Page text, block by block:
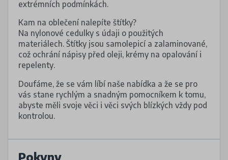
extrémních podmínkách.
Kam na oblečení nalepíte štítky?
Na nylonové cedulky s údaji o použitých
materiálech. Štítky jsou samolepicí a zalaminované,
což ochrání nápisy před oleji, krémy na opalování i
repelenty.
Doufáme, že se vám líbí naše nabídka a že se pro
vás stane rychlým a snadným pomocníkem k tomu,
abyste měli svoje věci i věci svých blízkých vždy pod
kontrolou.
Pokyny